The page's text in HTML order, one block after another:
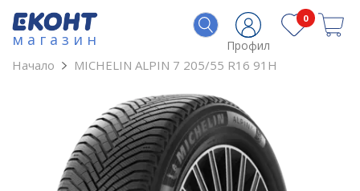
магазин Профил
0
Начало MICHELIN ALPIN 7 205/55 R16 91H